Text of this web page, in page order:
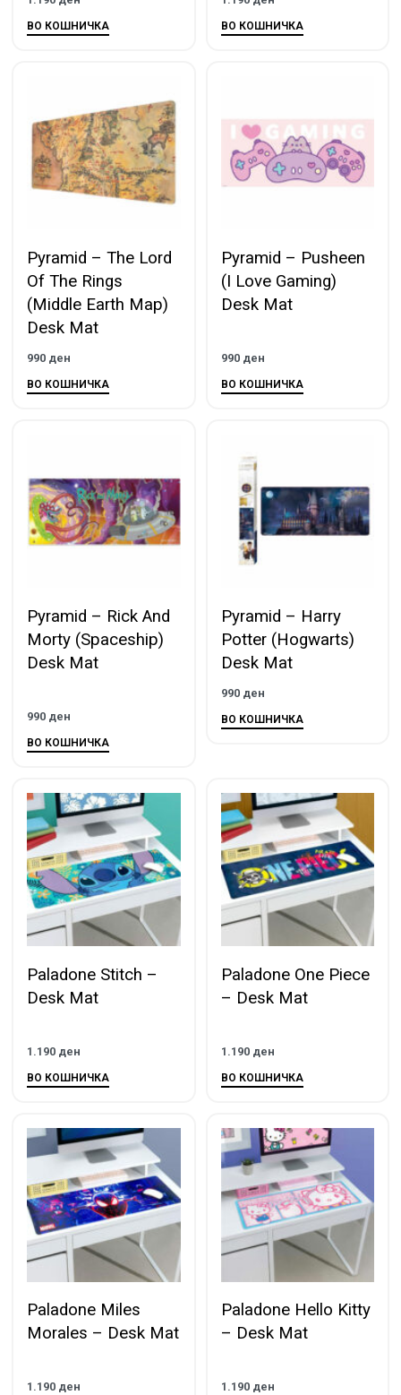
ВО КОШНИЧКА ВО КОШНИЧКА
Pyramid – The Lord
Of The Rings
(Middle Earth Map)
Desk Mat
990 ден
ВО КОШНИЧКА
Pyramid – Pusheen
(I Love Gaming)
Desk Mat
990 ден
ВО КОШНИЧКА
Pyramid – Rick And
Morty (Spaceship)
Desk Mat
990 ден
ВО КОШНИЧКА
Pyramid – Harry
Potter (Hogwarts)
Desk Mat
990 ден
ВО КОШНИЧКА
Paladone Stitch –
Desk Mat
1.190 ден
ВО КОШНИЧКА
Paladone One Piece
– Desk Mat
1.190 ден
ВО КОШНИЧКА
Paladone Miles
Morales – Desk Mat
1.190 ден
Paladone Hello Kitty
– Desk Mat
1.190 ден